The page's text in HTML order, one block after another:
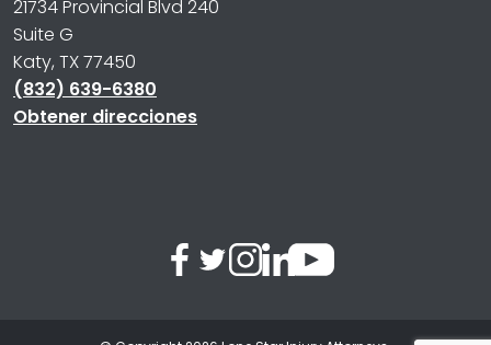
21734 Provincial Blvd 240
Suite G
Katy, TX 77450
(832) 639-6380
Obtener direcciones